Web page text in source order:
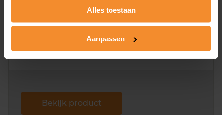
Alles toestaan
Aanpassen
Alleen globale ligging perceel
Een uitgebreid overzicht van het perceel en
omliggende percelen met de kadastrale erfgrenzen,
dit inclusief de luchtfoto!
Bekijk product